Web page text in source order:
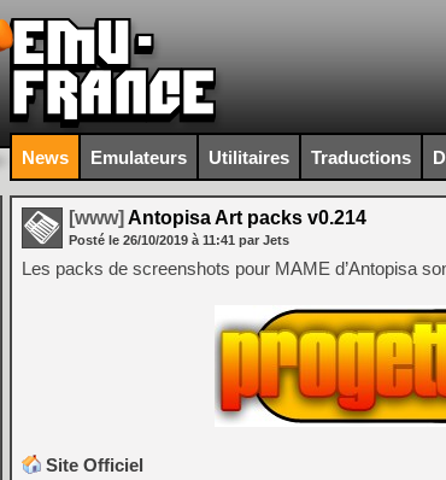
News Emulateurs Utilitaires Traductions
[www] Antopisa Art packs v0.214
Posté le 26/10/2019 à 11:41 par Jets
Les packs de screenshots pour MAME d’Antopisa
Site Officiel